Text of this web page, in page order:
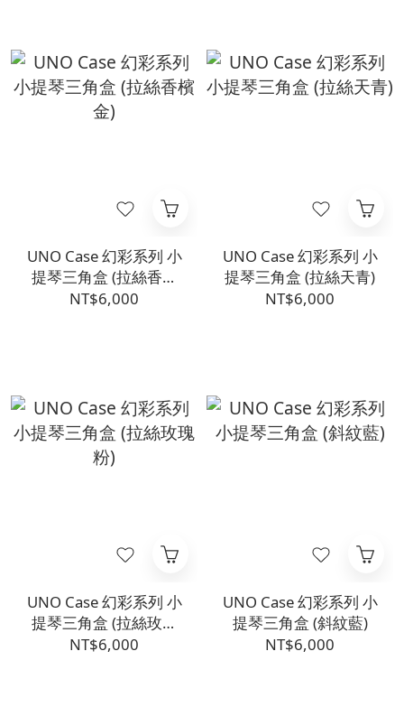
UNO Case 幻彩系列 小
提琴三角盒 (拉絲香檳
金)
NT$6,000
UNO Case 幻彩系列 小
提琴三角盒 (拉絲天青)
NT$6,000
UNO Case 幻彩系列 小
提琴三角盒 (拉絲玫瑰
粉)
NT$6,000
UNO Case 幻彩系列 小
提琴三角盒 (斜紋藍)
NT$6,000